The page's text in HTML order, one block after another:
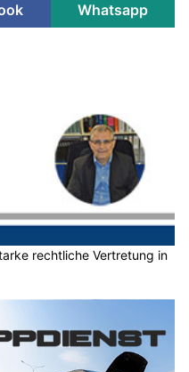
Whatsapp
rechtliche Vertretung in